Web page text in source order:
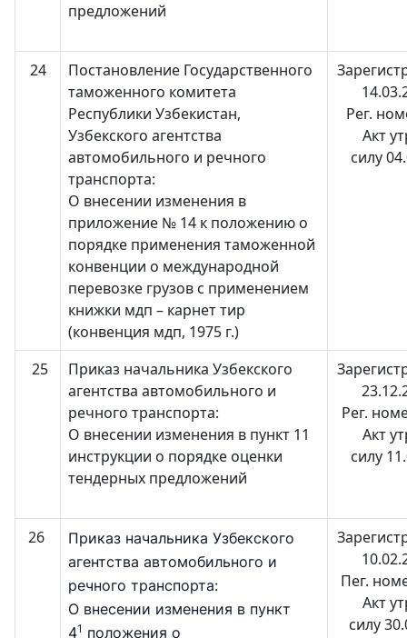
предложений
24
Постановление Государственного
таможенного комитета
Республики Узбекистан,
Узбекского агентства
автомобильного и речного
транспорта:
О внесении изменения в
приложение № 14 к положению о
порядке применения таможенной
конвенции о международной
перевозке грузов с применением
книжки мдп – карнет тир
(конвенция мдп, 1975 г.)
Рег.
Акт
силу
25
Приказ начальника Узбекского
агентства автомобильного и
речного транспорта:
О внесении изменения в пункт 11
инструкции о порядке оценки
тендерных предложений
Рег.
Акт
силу
26
Приказ начальника Узбекского
агентства автомобильного и
речного транспорта:
О внесении изменения в пункт
41 положения о
Пег.
Акт
силу